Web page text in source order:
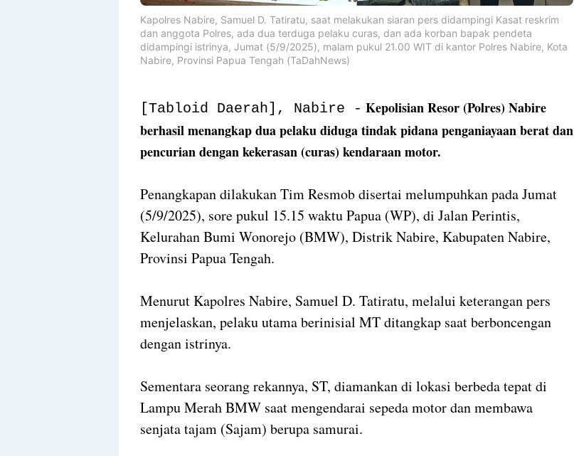
Kapolres Nabire, Samuel D. Tatiratu, saat melakukan siaran pers didampingi Kasat reskrim
dan anggota Polres, ada dua terduga pelaku curas, dan ada korban bapak pendeta
didampingi istrinya, Jumat (5/9/2025), malam pukul 21.00 WIT di kantor Polres Nabire, Kota
Nabire, Provinsi Papua Tengah (TaDahNews)
[Tabloid Daerah], Nabire - Kepolisian Resor (Polres) Nabire
berhasil menangkap dua pelaku diduga tindak pidana penganiayaan berat dan
pencurian dengan kekerasan (curas) kendaraan motor.
‎Penangkapan dilakukan Tim Resmob disertai melumpuhkan pada Jumat
(5/9/2025), sore pukul 15.15 waktu Papua (WP), di Jalan Perintis,
Kelurahan Bumi Wonorejo (BMW), Distrik Nabire, Kabupaten Nabire,
Provinsi Papua Tengah.
‎Menurut Kapolres Nabire, Samuel D. Tatiratu, melalui keterangan pers
menjelaskan, pelaku utama berinisial MT ditangkap saat berboncengan
dengan istrinya.
‎Sementara seorang rekannya, ST, diamankan di lokasi berbeda tepat di
Lampu Merah BMW saat mengendarai sepeda motor dan membawa
senjata tajam (Sajam) berupa samurai.